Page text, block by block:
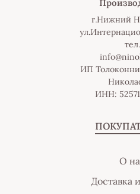
г.Нижний
тел.
ИП
ИНН:
О
Доставка